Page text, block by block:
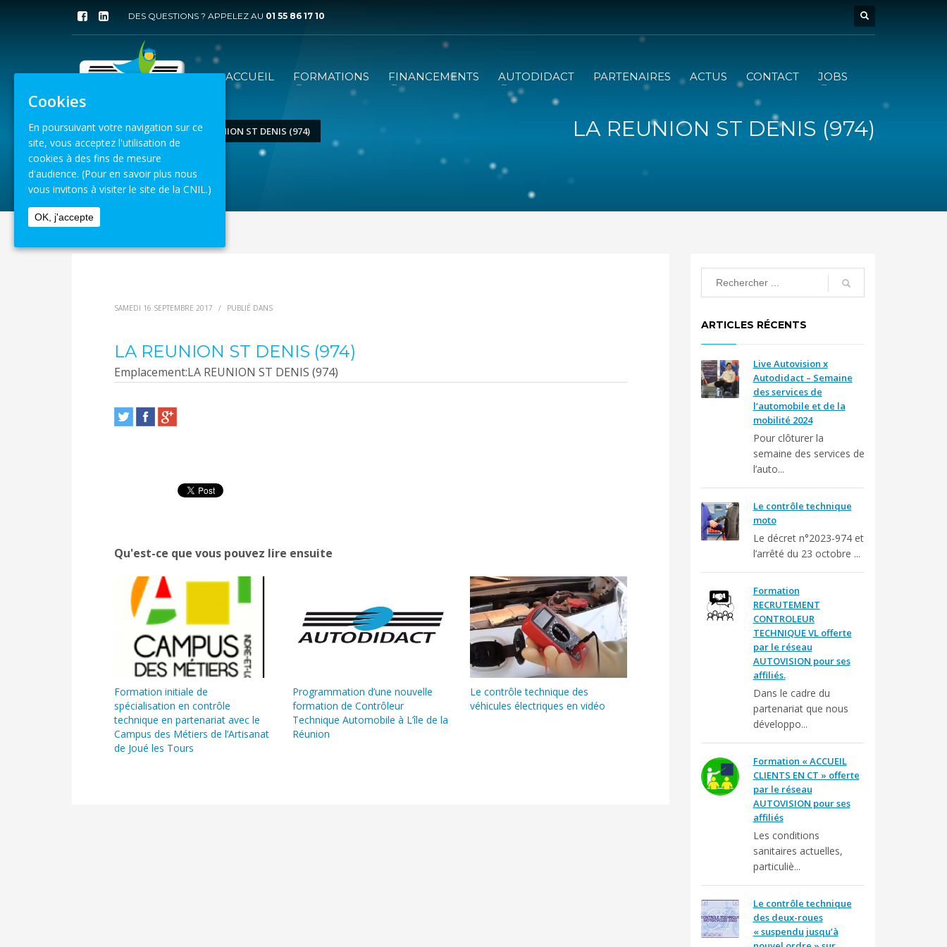
DES QUESTIONS ? APPELEZ AU 01 55 86 17 10
ACCUEIL FORMATIONS FINANCEMENTS AUTODIDACT PARTENAIRES ACTUS CONTACT JOBS
ACCUEIL VENUE LA REUNION ST DENIS (974)
8 août 2026
LA REUNION ST DENIS (974)
SAMEDI 16 SEPTEMBRE 2017 / PUBLIÉ DANS
LA REUNION ST DENIS (974)
Emplacement:LA REUNION ST DENIS (974)
Qu'est-ce que vous pouvez lire ensuite
Formation initiale de
spécialisation en contrôle
technique en partenariat avec le
Campus des Métiers de l’Artisanat
de Joué les Tours
Programmation d’une nouvelle
formation de Contrôleur
Technique Automobile à L’île de la
Réunion
Le contrôle technique des
véhicules électriques en vidéo
ARTICLES RÉCENTS
Live Autovision x
Autodidact – Semaine
des services de
l’automobile et de la
mobilité 2024
Pour clôturer la
semaine des services de
l’auto...
Le contrôle technique
moto
Le décret n°2023-974 et
l’arrêté du 23 octobre ...
Formation
RECRUTEMENT
CONTROLEUR
TECHNIQUE VL offerte
par le réseau
AUTOVISION pour ses
affiliés.
Dans le cadre du
partenariat que nous
développo...
Formation « ACCUEIL
CLIENTS EN CT » offerte
par le réseau
AUTOVISION pour ses
affiliés
Les conditions
sanitaires actuelles,
particuliè...
Le contrôle technique
des deux-roues
« suspendu jusqu’à
Cookies
En poursuivant votre navigation sur ce
site, vous acceptez l'utilisation de
cookies à des fins de mesure
d'audience. (Pour en savoir plus nous
vous invitons à visiter le site de la CNIL.)
OK, j'accepte